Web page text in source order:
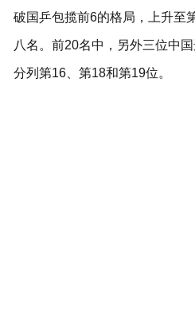
破国乒包揽前6的格局，上升至
八名。前20名中，另外三位中
分列第16、第18和第19位。